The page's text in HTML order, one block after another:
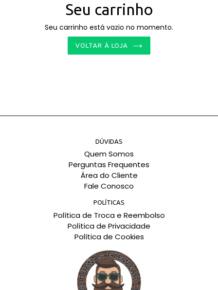
Seu carrinho
Seu carrinho está vazio no momento.
VOLTAR À LOJA
DÚVIDAS
Quem Somos
Perguntas Frequentes
Área do Cliente
Fale Conosco
POLÍTICAS
Política de Troca e Reembolso
Política de Privacidade
Política de Cookies